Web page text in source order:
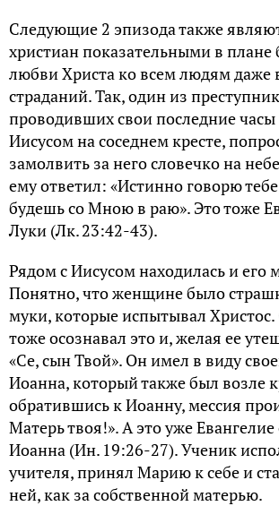
Следующие 2 эпизода также
христиан показательными в плане
любви Христа ко всем людям даже
страданий. Так, один из
проводивших свои последние
Иисусом на соседнем кресте,
замолвить за него словечко на
ему ответил: «Истинно говорю
будешь со Мною в раю». Это тоже
Луки (Лк. 23:42-43).
Рядом с Иисусом находилась и его
Понятно, что женщине было
муки, которые испытывал Христос.
тоже осознавал это и, желая ее
«Се, сын Твой». Он имел в виду
Иоанна, который также был возле
обратившись к Иоанну, мессия
Матерь твоя!». А это уже Евангелие
Иоанна (Ин. 19:26-27). Ученик
учителя, принял Марию к себе и
ней, как за собственной матерью.